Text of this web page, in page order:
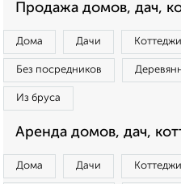
Продажа домов, дач,
Дома Дачи Коттеджи
Без посредников
Из бруса
Аренда домов, дач,
Дома Дачи Коттеджи